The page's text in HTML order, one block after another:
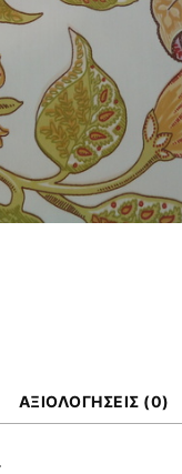
ΑΞΙΟΛΟΓΉΣΕΙΣ (0)